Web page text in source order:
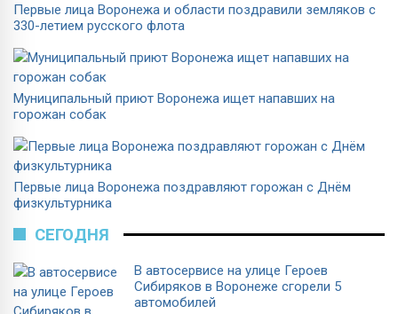
Первые лица Воронежа и области поздравили земляков с
330-летием русского флота
Муниципальный приют Воронежа ищет напавших на
горожан собак
Первые лица Воронежа поздравляют горожан с Днём
физкультурника
СЕГОДНЯ
В автосервисе на улице Героев
Сибиряков в Воронеже сгорели 5
автомобилей